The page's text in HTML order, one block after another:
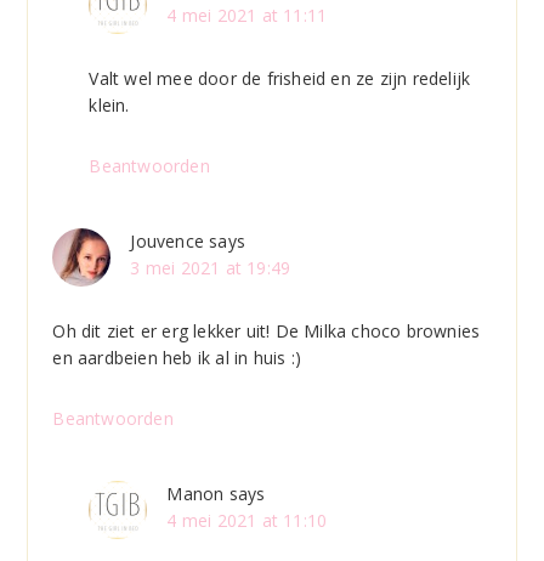
4 mei 2021 at 11:11
Valt wel mee door de frisheid en ze zijn redelijk
klein.
Beantwoorden
Jouvence says
3 mei 2021 at 19:49
Oh dit ziet er erg lekker uit! De Milka choco brownies
en aardbeien heb ik al in huis :)
Beantwoorden
Manon says
4 mei 2021 at 11:10